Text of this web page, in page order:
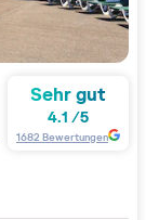
Sehr gut
4.1 /5
1682 Bewertungen